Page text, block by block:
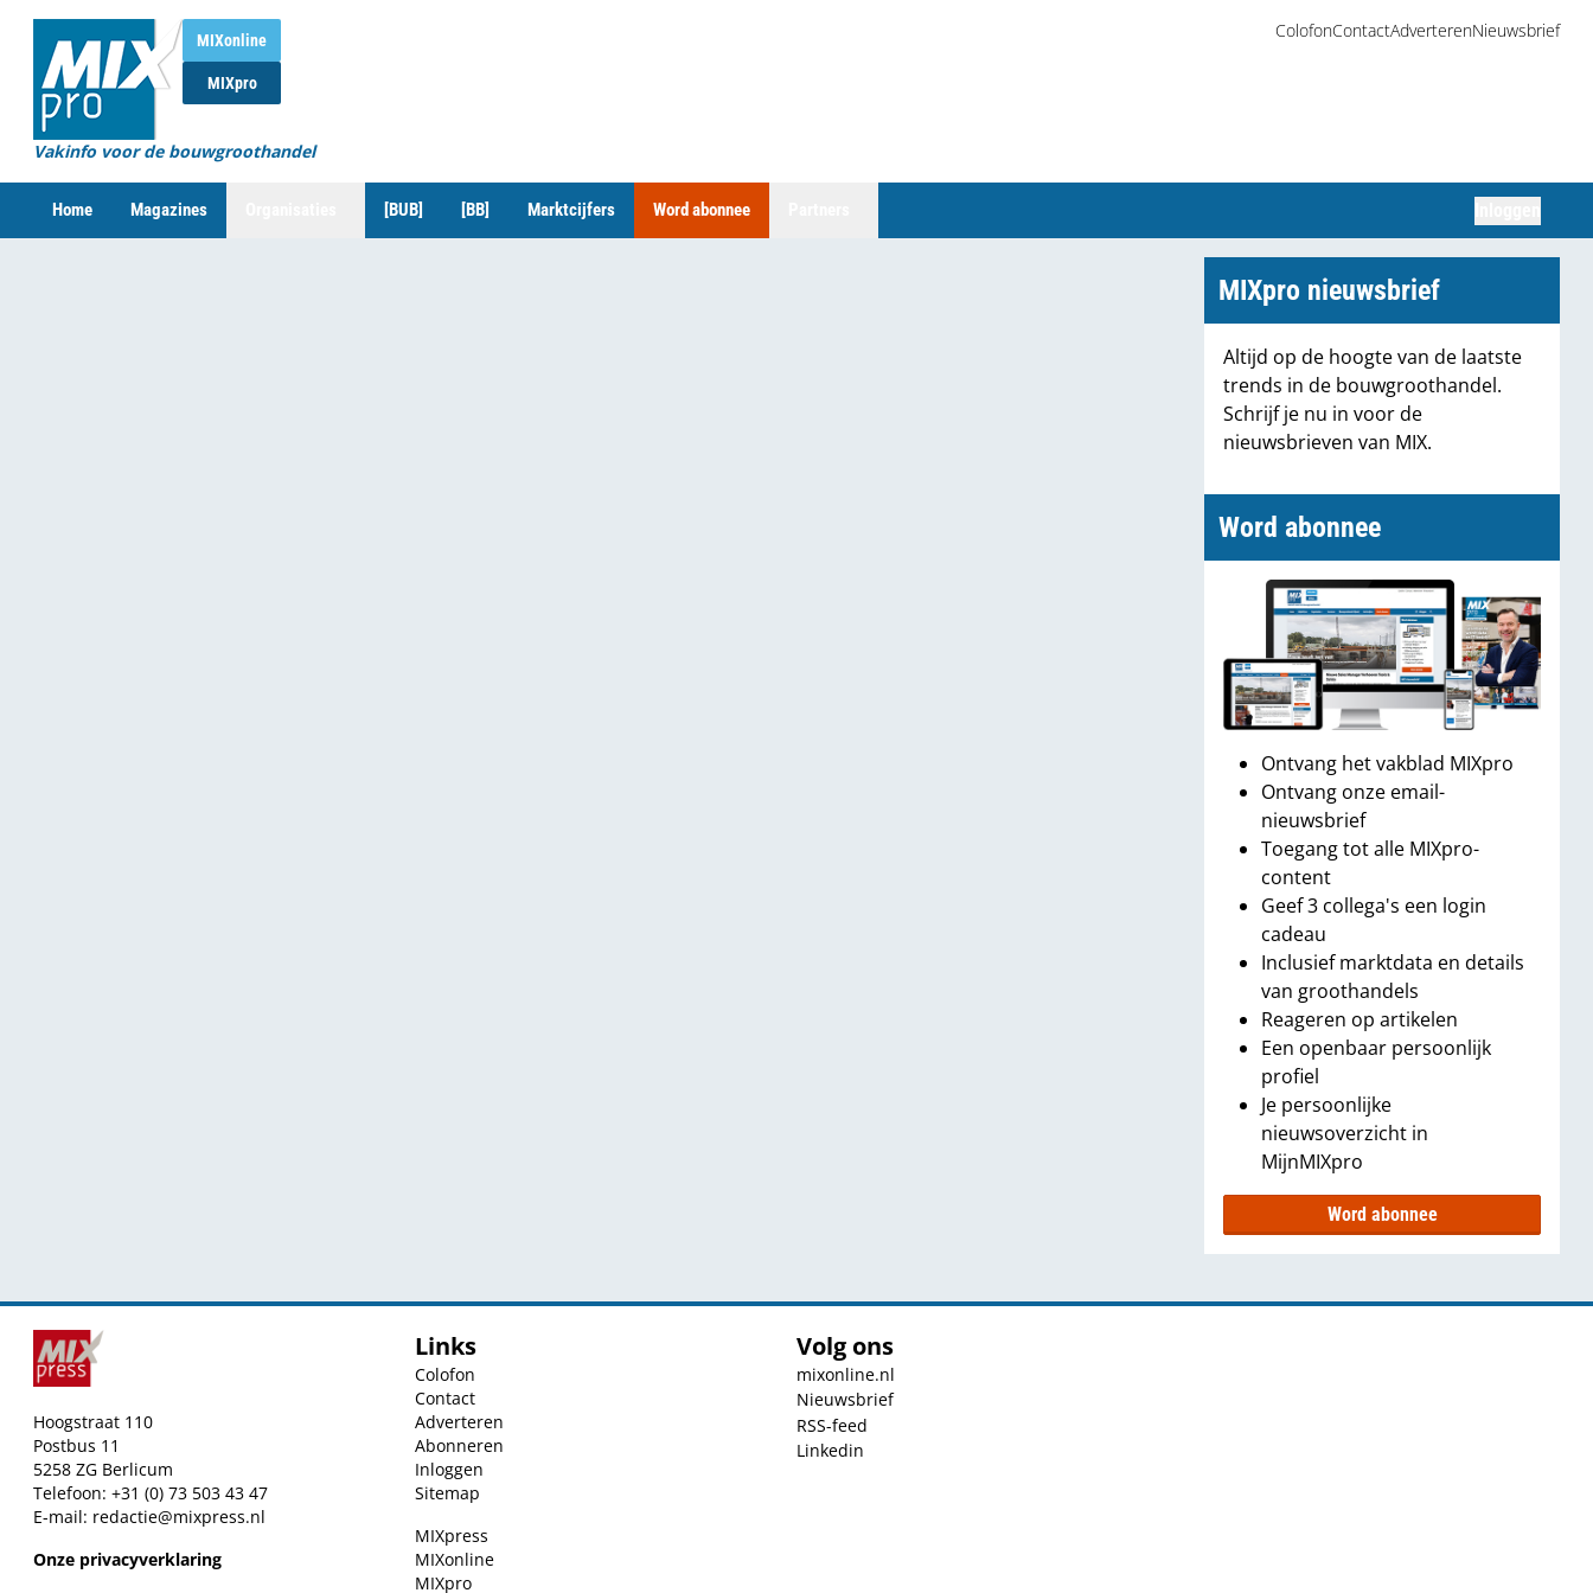
MIXonline
MIXpro
Vakinfo voor de bouwgroothandel
ColofonContactAdverterenNieuwsbrief
Home Magazines [BUB] [BB] Marktcijfers Word abonnee
MIXpro nieuwsbrief
Altijd op de hoogte van de laatste
trends in de bouwgroothandel.
Schrijf je nu in voor de
nieuwsbrieven van MIX.
Word abonnee
Ontvang het vakblad MIXpro
Ontvang onze email-
nieuwsbrief
Toegang tot alle MIXpro-
content
Geef 3 collega's een login
cadeau
Inclusief marktdata en details
van groothandels
Reageren op artikelen
Een openbaar persoonlijk
profiel
Je persoonlijke
nieuwsoverzicht in
MijnMIXpro
Word abonnee
Hoogstraat 110
Postbus 11
5258 ZG Berlicum
Telefoon: +31 (0) 73 503 43 47
E-mail: redactie@mixpress.nl
Onze privacyverklaring
Links
Colofon
Contact
Adverteren
Abonneren
Inloggen
Sitemap
MIXpress
MIXonline
MIXpro
Volg ons
mixonline.nl
Nieuwsbrief
RSS-feed
Linkedin